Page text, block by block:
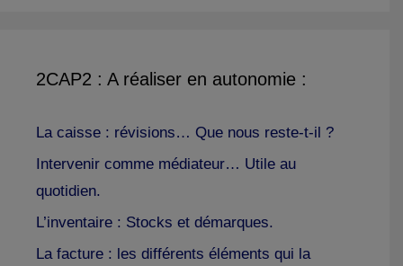
2CAP2 : A réaliser en autonomie :
La caisse : révisions… Que nous reste-t-il ?
Intervenir comme médiateur… Utile au
quotidien.
L’inventaire : Stocks et démarques.
La facture : les différents éléments qui la